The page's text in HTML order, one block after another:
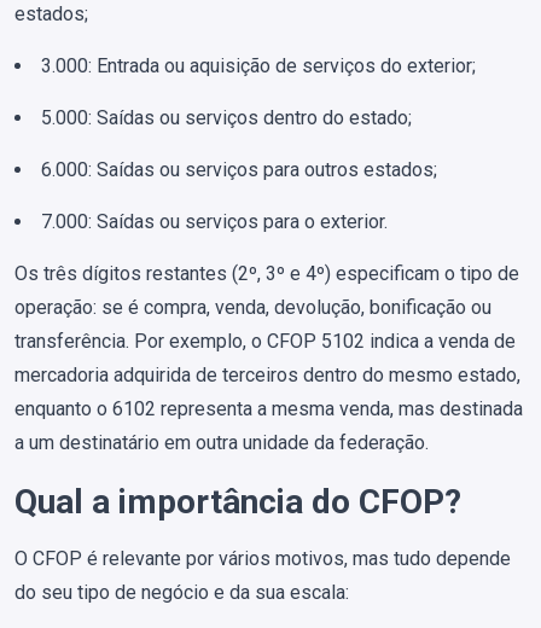
estados;
3.000: Entrada ou aquisição de serviços do exterior;
5.000: Saídas ou serviços dentro do estado;
6.000: Saídas ou serviços para outros estados;
7.000: Saídas ou serviços para o exterior.
Os três dígitos restantes (2º, 3º e 4º) especificam o tipo de
operação: se é compra, venda, devolução, bonificação ou
transferência. Por exemplo, o CFOP 5102 indica a venda de
mercadoria adquirida de terceiros dentro do mesmo estado,
enquanto o 6102 representa a mesma venda, mas destinada
a um destinatário em outra unidade da federação.
Qual a importância do CFOP?
O CFOP é relevante por vários motivos, mas tudo depende
do seu tipo de negócio e da sua escala: